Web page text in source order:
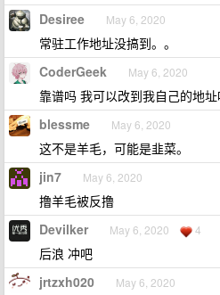
Desiree May 6, 2020
常驻工作地址没搞到。。
CoderGeek May 6, 2020
靠谱吗 我可以改到我自己的地
blessme May 6, 2020
这不是羊毛，可能是韭菜。
jin7 May 6, 2020
撸羊毛被反撸
Devilker May 6, 2020 4
后浪 冲吧
jrtzxh020 May 6, 2020